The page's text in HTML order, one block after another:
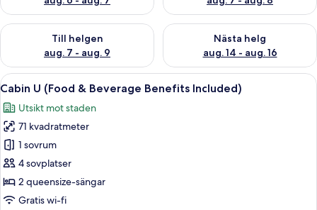
Till helgen
aug. 7 - aug. 9
Kontrollera tillgängligheten för den här helgen aug. 7 - aug. 9
Nästa helg
aug. 14 - aug. 16
Kontrollera tillgängligheten
Öppna
alla
foton
för
Cabin
U
(Food
&
1 sovrum, duntäcken, minibar och
8
Cabin U (Food & Beverage Benefits Included)
Utsikt mot staden
71 kvadratmeter
1 sovrum
4 sovplatser
2 queensize-sängar
Gratis wi-fi